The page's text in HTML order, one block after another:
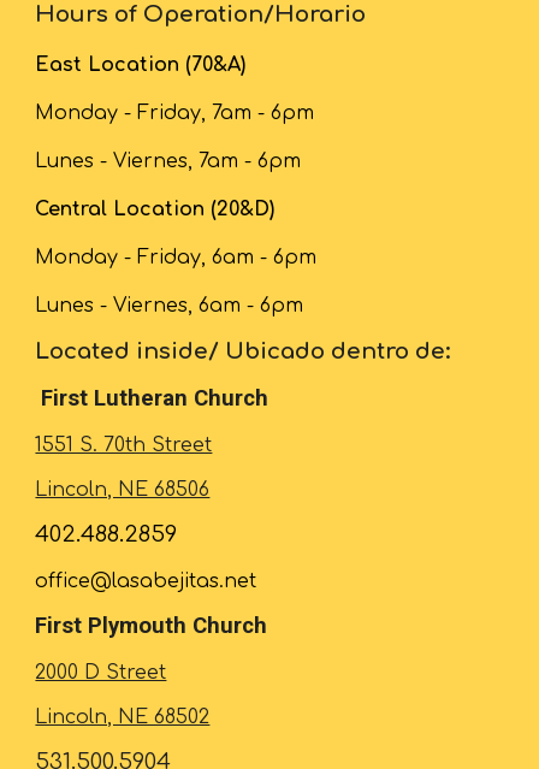
Hours of Operation/Horario
East Location (70&A)
Monday - Friday, 7am - 6pm
Lunes - Viernes, 7am - 6pm
Central Location (20&D)
Monday - Friday,6am - 6pm
Lunes - Viernes,6am - 6pm
Located inside/ Ubicado dentro de:
First Lutheran Church
1551 S. 70th Street
Lincoln, NE 68506
402.488.2859
office@lasabejitas.net
First Plymouth Church
2000 D Street
Lincoln, NE 68502
531.500.5904